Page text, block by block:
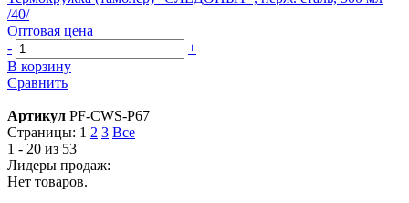
/40/
Оптовая цена
-
+
В корзину
Сравнить
Артикул PF-CWS-P67
Страницы: 1 2 3 Все
1 - 20 из 53
Лидеры продаж:
Нет товаров.